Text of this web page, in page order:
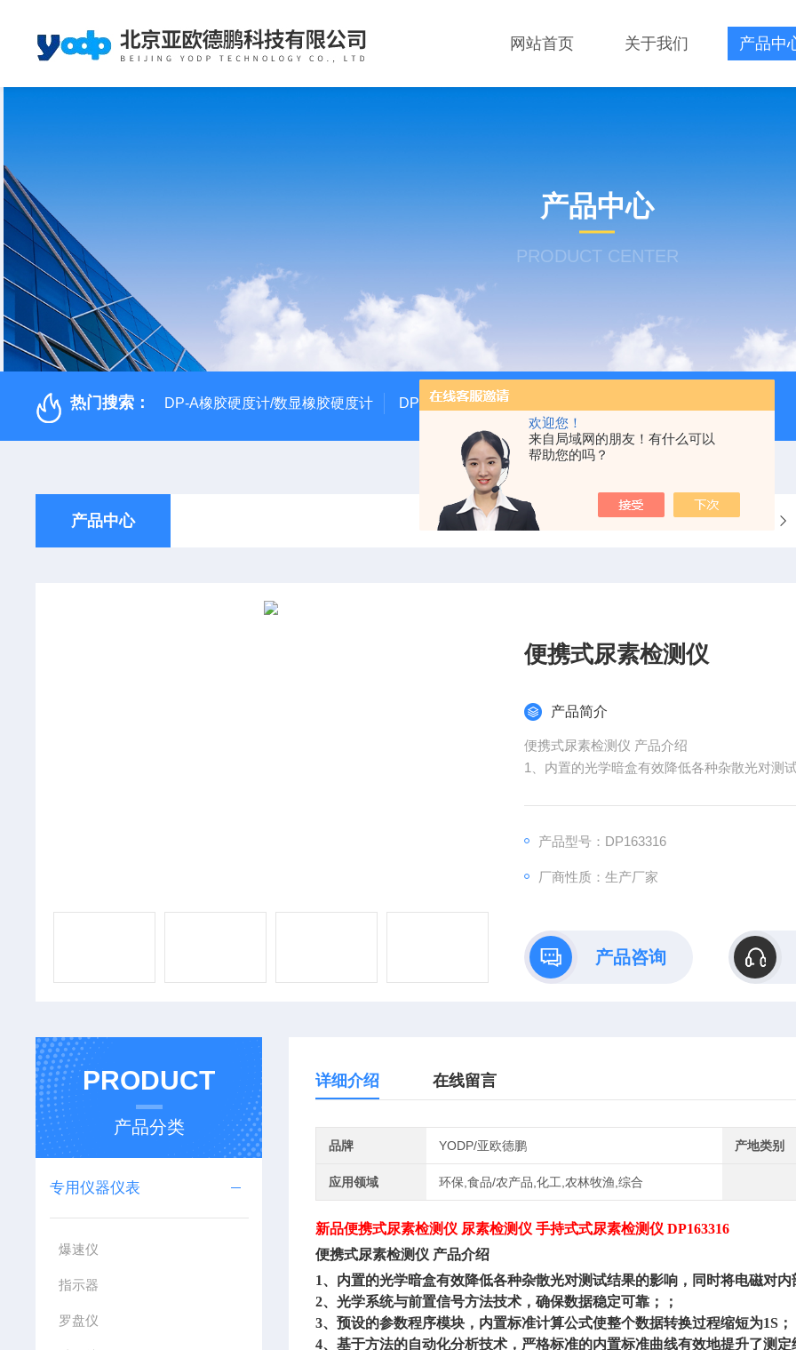
欢迎您！
来自局域网的朋友！有什么可以
帮助您的吗？
网站首页 关于我们 产品中
产品中心
PRODUCT CENTER
热门搜索： DP-A橡胶硬度计/数显橡胶硬度计 DP17392汽液两相流实验仪
产品中心 当前位置： 首页 产品中心
便携式尿素检测仪
产品简介
便携式尿素检测仪 产品介绍
1、内置的光学暗盒有效降低各种杂散光对测
产品型号：DP163316
厂商性质：生产厂家
产品咨询
PRODUCT
产品分类
专用仪器仪表
爆速仪
指示器
罗盘仪
详细介绍 在线留言
品牌 YODP/亚欧德鹏 产地类别
应用领域 环保,食品/农产品,化工,农林牧渔,综合
新品便携式尿素检测仪 尿素检测仪 手持式式尿素检测仪 DP163316
便携式尿素检测仪 产品介绍
1、内置的光学暗盒有效降低各种杂散光对测试结果的影响，同时将电磁对
2、光学系统与前置信号方法技术，确保数据稳定可靠；；
3、预设的参数程序模块，内置标准计算公式使整个数据转换过程缩短为1S；
4、基于方法的自动化分析技术，严格标准的内置标准曲线有效地提升了测定